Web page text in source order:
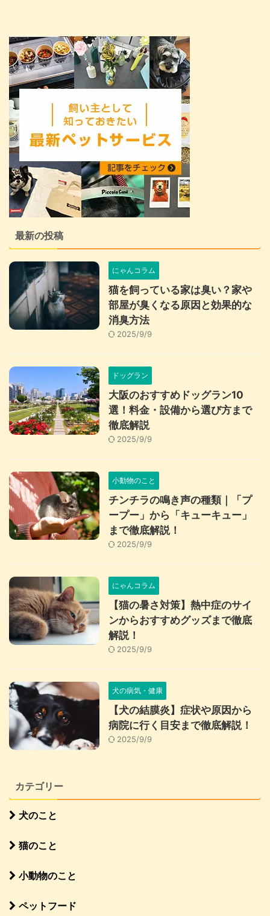
最新の投稿
にゃんコラム
猫を飼っている家は臭い？家や
部屋が臭くなる原因と効果的な
消臭方法
2025/9/9
ドッグラン
大阪のおすすめドッグラン10
選！料金・設備から選び方まで
徹底解説
2025/9/9
小動物のこと
チンチラの鳴き声の種類｜「プ
ープー」から「キューキュー」
まで徹底解説！
2025/9/9
にゃんコラム
【猫の暑さ対策】熱中症のサイ
ンからおすすめグッズまで徹底
解説！
2025/9/9
犬の病気・健康
【犬の結膜炎】症状や原因から
病院に行く目安まで徹底解説！
2025/9/9
カテゴリー
犬のこと
猫のこと
小動物のこと
ペットフード